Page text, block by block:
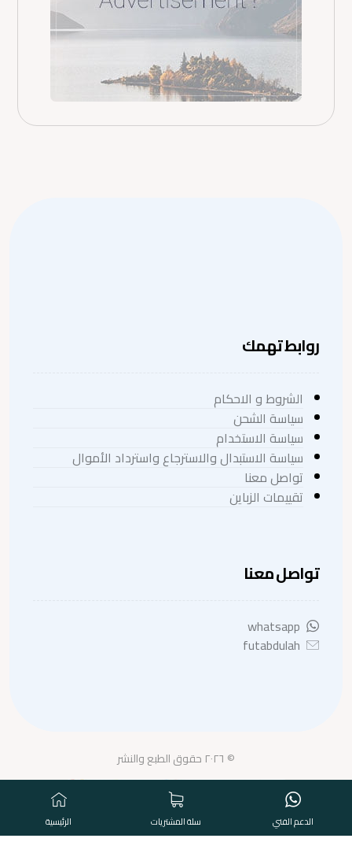
روابط تهمك
الشروط و الاحكام
سياسة الشحن
سياسة الاستخدام
سياسة الاستبدال والاسترجاع واسترداد الأموال
تواصل معنا
تقييمات الزباين
تواصل معنا
whatsapp
futabdulah
© ٢٠٢٦ حقوق الطبع والنشر
الدعم الفني سلة المشتريات الرئيسية